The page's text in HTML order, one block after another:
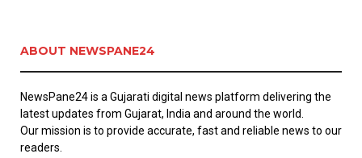
ABOUT NEWSPANE24
NewsPane24 is a Gujarati digital news platform delivering the
latest updates from Gujarat, India and around the world.
Our mission is to provide accurate, fast and reliable news to our
readers.